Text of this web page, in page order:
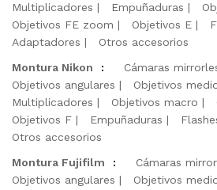
Multiplicadores
Empuñaduras
Objetivos FE zoom
Objetivos E
Adaptadores
Otros accesorios
Montura Nikon
: Cámaras
Objetivos angulares
Objetivos
Multiplicadores
Objetivos macro
Objetivos F
Empuñaduras
Otros accesorios
Montura Fujifilm
:
Cámaras
Objetivos angulares
Objetivos